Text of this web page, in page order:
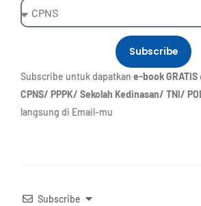
Ebook
Subscribe
Subscribe untuk dapatkan e-book GRATIS
CPNS/ PPPK/ Sekolah Kedinasan/ TNI/
langsung di Email-mu
Subscribe